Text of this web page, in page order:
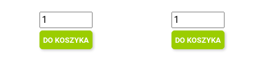
DO KOSZYKA DO KOSZYKA